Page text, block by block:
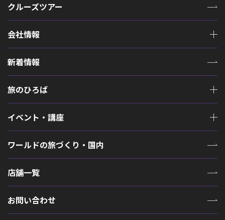
クルーズツアー
会社情報
新着情報
旅のひろば
イベント・講座
ワールドの旅づくり・国内
店舗一覧
お問い合わせ